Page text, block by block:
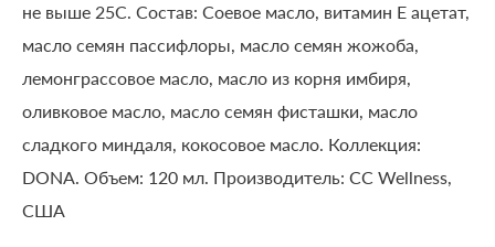
не выше 25С. Состав: Соевое масло, витамин Е ацетат,
масло семян пассифлоры, масло семян жожоба,
лемонграссовое масло, масло из корня имбиря,
оливковое масло, масло семян фисташки, масло
сладкого миндаля, кокосовое масло. Коллекция:
DONA. Объем: 120 мл. Производитель: CC Wellness,
США